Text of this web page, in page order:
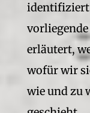
identifiziert
erläutert,
wofür wir
wie und zu